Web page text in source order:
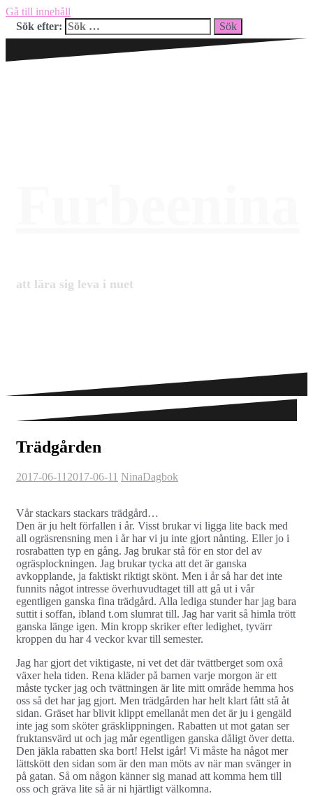
Gå till innehåll
Sök efter:
att lära sig leva i nuet
Trädgården
2017-06-11 2017-06-11 NinaDagbok
Vår stackars stackars trädgård…
Den är ju helt förfallen i år. Visst brukar vi ligga lite back med
all ogräsrensning men i år har vi ju inte gjort nånting. Eller jo i
rosrabatten typ en gång. Jag brukar stå för en stor del av
ogräsplockningen. Jag brukar tycka att det är ganska
avkopplande, ja faktiskt riktigt skönt. Men i år så har det inte
funnits något intresse överhuvudtaget till att gå ut i vår
egentligen ganska fina trädgård. Alla lediga stunder har jag bara
suttit i soffan, ibland t.om slumrat till. Jag har varit så himla trött
ganska länge igen. Min kropp skriker efter ledighet, tyvärr
kroppen du har 4 veckor kvar till semester.
Jag har gjort det viktigaste, ni vet det där tvättberget som oxå
växer hela tiden. Rena kläder på barnen varje morgon är ett
måste tycker jag och tvättningen är lite mitt område hemma hos
oss så det har jag gjort. Men trädgården har helt klart fått stå åt
sidan. Gräset har blivit klippt emellanåt men det är ju i gengäld
inte jag som sköter gräsklippningen. Rabatten ut mot gatan ser
fruktansvärd ut och jag mår egentligen ganska dåligt över detta.
Den jäkla rabatten ska bort! Helst igår! Vi måste ha något mer
lättskött den sidan som är den man möts av när man svänger in
på gatan. Så om någon känner sig manad att komma hem till
oss och gräva lite så är ni hjärtligt välkomna.